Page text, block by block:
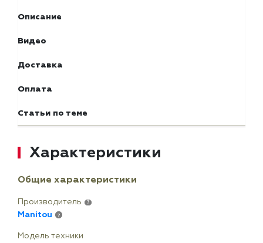
Описание
Видео
Доставка
Оплата
Статьи по теме
Характеристики
Общие характеристики
Производитель ?
Manitou ?
Модель техники